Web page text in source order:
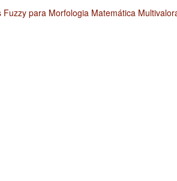
para Morfologia Matemática